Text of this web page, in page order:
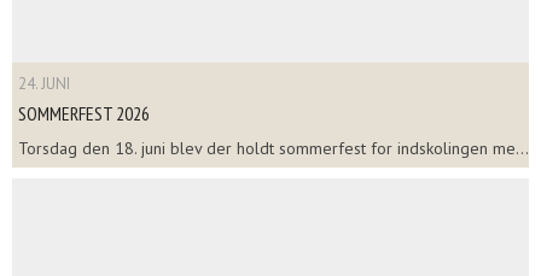
24. JUNI
SOMMERFEST 2026
Torsdag den 18. juni blev der holdt sommerfest for indskolingen me...